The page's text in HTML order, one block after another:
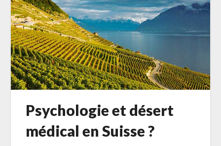
Psychologie et désert
médical en Suisse ?